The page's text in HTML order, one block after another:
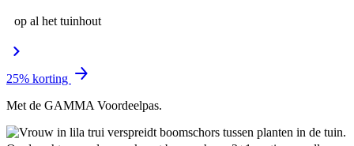
op al het tuinhout
25% korting
Met de GAMMA Voordeelpas.